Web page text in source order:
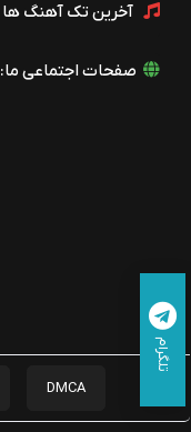
آخرین تک آهنگ ها
صفحات اجتماعی ما:
DMCA
تلگرام